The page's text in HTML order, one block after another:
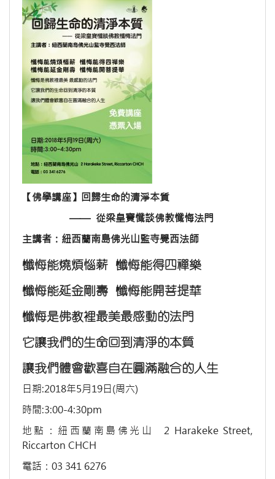
【佛學講座】回歸生命的清淨本質
—— 從梁皇寶懺談佛教懺悔法門
主講者：紐西蘭南島佛光山監寺覺西法師
懺悔能燒煩惱薪 懺悔能得四禪樂
懺悔能延金剛壽 懺悔能開菩提華
懺悔是佛教裡最美最感動的法門
它讓我們的生命回到清淨的本質
讓我們體會歡喜自在圓滿融合的人生
日期:2018年5月19日(周六)
時間:3:00-4:30pm
地點：紐西蘭南島佛光山 2 Harakeke Street,
Riccarton CHCH
電話：03 341 6276